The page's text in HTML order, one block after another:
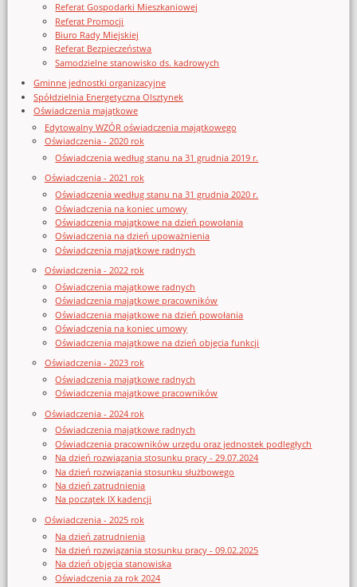
Referat Gospodarki Mieszkaniowej
Referat Promocji
Biuro Rady Miejskiej
Referat Bezpieczeństwa
Samodzielne stanowisko ds. kadrowych
Gminne jednostki organizacyjne
Spółdzielnia Energetyczna Olsztynek
Oświadczenia majątkowe
Edytowalny WZÓR oświadczenia majątkowego
Oświadczenia - 2020 rok
Oświadczenia według stanu na 31 grudnia 2019 r.
Oświadczenia - 2021 rok
Oświadczenia według stanu na 31 grudnia 2020 r.
Oświadczenia na koniec umowy
Oświadczenia majątkowe na dzień powołania
Oświadczenia na dzień upoważnienia
Oświadczenia majątkowe radnych
Oświadczenia - 2022 rok
Oświadczenia majątkowe radnych
Oświadczenia majątkowe pracowników
Oświadczenia majątkowe na dzień powołania
Oświadczenia na koniec umowy
Oświadczenia majątkowe na dzień objęcia funkcji
Oświadczenia - 2023 rok
Oświadczenia majątkowe radnych
Oświadczenia majątkowe pracowników
Oświadczenia - 2024 rok
Oświadczenia majątkowe radnych
Oświadczenia pracowników urzędu oraz jednostek podległych
Na dzień rozwiązania stosunku pracy - 29.07.2024
Na dzień rozwiązania stosunku służbowego
Na dzień zatrudnienia
Na początek IX kadencji
Oświadczenia - 2025 rok
Na dzień zatrudnienia
Na dzień rozwiązania stosunku pracy - 09.02.2025
Na dzień objęcia stanowiska
Oświadczenia za rok 2024